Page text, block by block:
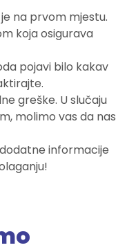
na prvom mjestu.
koja osigurava
pojavi bilo kakav
greške. U slučaju
molimo vas da nas
informacije